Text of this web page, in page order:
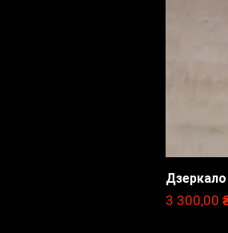
Дзеркало
Цена
3 300,00